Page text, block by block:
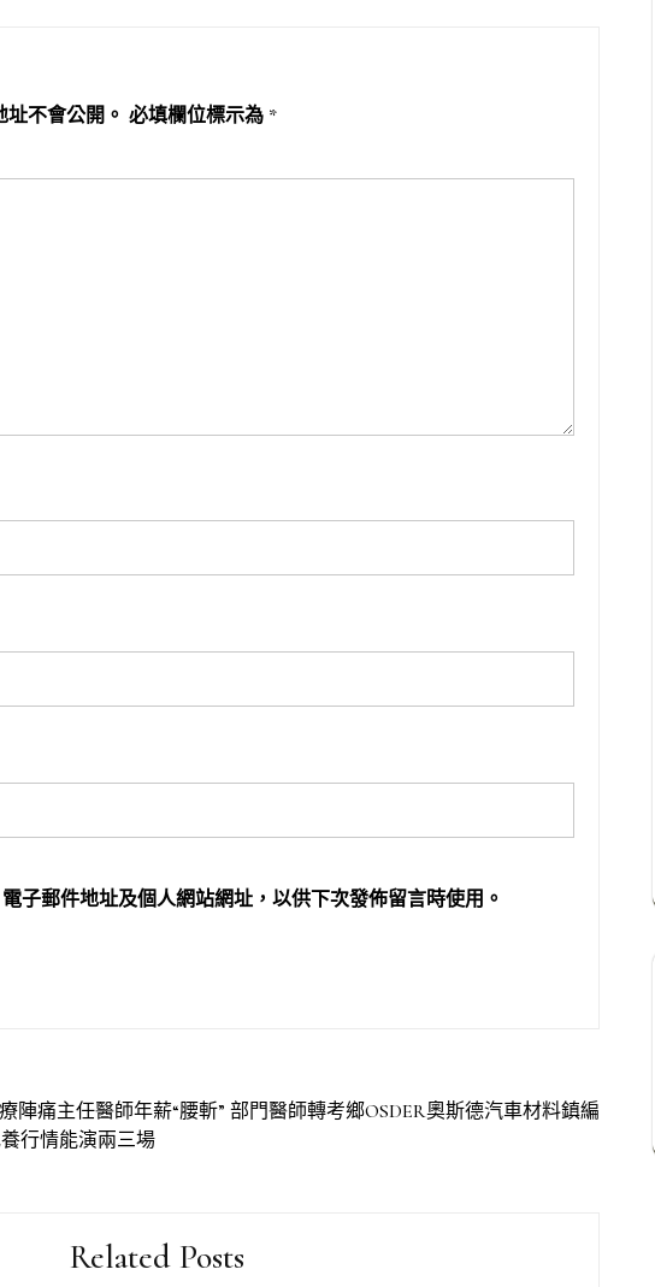
不會公開。 必填欄位標示為 *
子郵件地址及個人網站網址，以供下次發佈留言時使用。
陣痛主任醫師年薪“腰斬” 部門醫師轉考鄉OSDER奧斯德汽車材料鎮編
行情能演兩三場
Related Posts